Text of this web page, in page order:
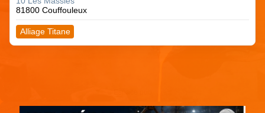
81800 Couffouleux
Alliage Titane